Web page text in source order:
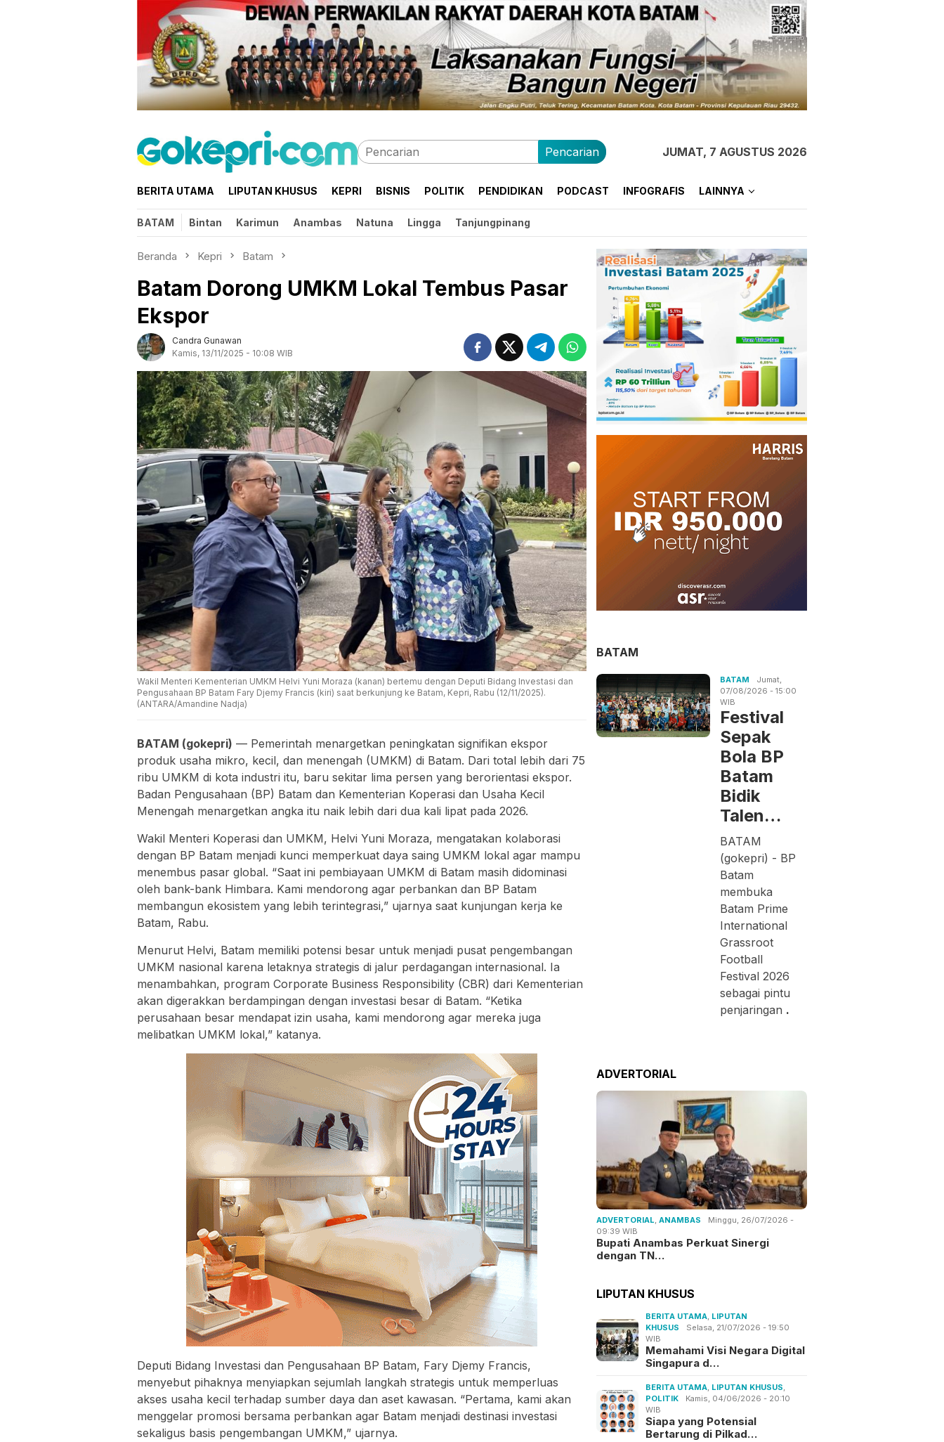
Pencarian JUMAT, 7 AGUSTUS 2026
BERITA UTAMA LIPUTAN KHUSUS KEPRI BISNIS POLITIK PENDIDIKAN PODCAST INFOGRAFIS LAINNYA
BATAM Bintan Karimun Anambas Natuna Lingga Tanjungpinang
Beranda Kepri Batam
Batam Dorong UMKM Lokal Tembus Pasar
Ekspor
Candra Gunawan
Kamis, 13/11/2025 - 10:08 WIB
Wakil Menteri Kementerian UMKM Helvi Yuni Moraza (kanan) bertemu dengan Deputi Bidang Investasi dan
Pengusahaan BP Batam Fary Djemy Francis (kiri) saat berkunjung ke Batam, Kepri, Rabu (12/11/2025).
(ANTARA/Amandine Nadja)
BATAM (gokepri) — Pemerintah menargetkan peningkatan signifikan ekspor
produk usaha mikro, kecil, dan menengah (UMKM) di Batam. Dari total lebih dari 75
ribu UMKM di kota industri itu, baru sekitar lima persen yang berorientasi ekspor.
Badan Pengusahaan (BP) Batam dan Kementerian Koperasi dan Usaha Kecil
Menengah menargetkan angka itu naik lebih dari dua kali lipat pada 2026.
Wakil Menteri Koperasi dan UMKM, Helvi Yuni Moraza, mengatakan kolaborasi
dengan BP Batam menjadi kunci memperkuat daya saing UMKM lokal agar mampu
menembus pasar global. “Saat ini pembiayaan UMKM di Batam masih didominasi
oleh bank-bank Himbara. Kami mendorong agar perbankan dan BP Batam
membangun ekosistem yang lebih terintegrasi,” ujarnya saat kunjungan kerja ke
Batam, Rabu.
Menurut Helvi, Batam memiliki potensi besar untuk menjadi pusat pengembangan
UMKM nasional karena letaknya strategis di jalur perdagangan internasional. Ia
menambahkan, program Corporate Business Responsibility (CBR) dari Kementerian
akan digerakkan berdampingan dengan investasi besar di Batam. “Ketika
perusahaan besar mendapat izin usaha, kami mendorong agar mereka juga
melibatkan UMKM lokal,” katanya.
Deputi Bidang Investasi dan Pengusahaan BP Batam, Fary Djemy Francis,
menyebut pihaknya menyiapkan sejumlah langkah strategis untuk memperluas
akses usaha kecil terhadap sumber daya dan aset kawasan. “Pertama, kami akan
menggelar promosi bersama perbankan agar Batam menjadi destinasi investasi
sekaligus basis pengembangan UMKM,” ujarnya.
BATAM
BATAM
Jumat,
07/08/2026 - 15:00
WIB
Festival
Sepak
Bola BP
Batam
Bidik
Talen…
BATAM
(gokepri) - BP
Batam
membuka
Batam Prime
International
Grassroot
Football
Festival 2026
sebagai pintu
penjaringan .
ADVERTORIAL
ADVERTORIAL,ANAMBAS
Minggu, 26/07/2026 -
09:39 WIB
Bupati Anambas Perkuat Sinergi
dengan TN…
LIPUTAN KHUSUS
BERITA UTAMA, LIPUTAN
KHUSUS
Selasa, 21/07/2026 - 19:50
WIB
Memahami Visi Negara Digital
Singapura d…
BERITA UTAMA, LIPUTAN KHUSUS,
POLITIK
Kamis, 04/06/2026 - 20:10
WIB
Siapa yang Potensial
Bertarung di Pilkad…